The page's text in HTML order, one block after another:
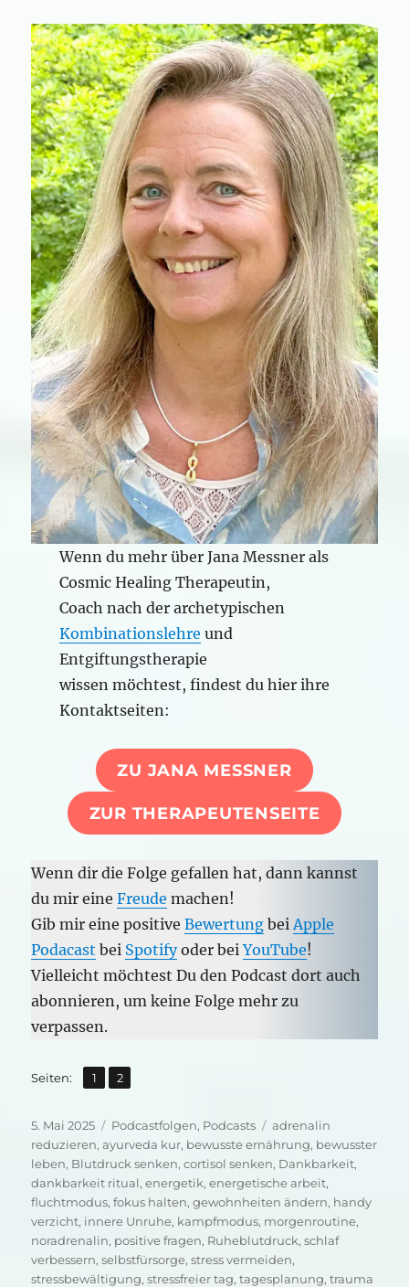
Wenn du mehr über Jana Messner als
Cosmic Healing Therapeutin,
Coach nach der archetypischen
Kombinationslehre und
Entgiftungstherapie
wissen möchtest, findest du hier ihre
Kontaktseiten:
ZU JANA MESSNER
ZUR THERAPEUTENSEITE
Wenn dir die Folge gefallen hat, dann kannst
du mir eineFreude machen!
Gib mir eine positiveBewertung beiApple
Podacast bei Spotifyoder beiYouTube!
Vielleicht möchtest Du den Podcast dort auch
abonnieren, um keine Folge mehr zu
verpassen.
Seiten: Seite
1 ,
Seite
2
Veröffentlicht
am
5. Mai 2025 Kategorien
Podcastfolgen, Podcasts Schlagwörter
adrenalin
reduzieren,ayurveda kur, bewusste ernährung, bewusster
leben, Blutdruck senken,cortisol senken, Dankbarkeit,
dankbarkeit ritual,energetik,energetische arbeit,
fluchtmodus,fokus halten,gewohnheiten ändern, handy
verzicht, innere Unruhe, kampfmodus, morgenroutine,
noradrenalin, positive fragen, Ruheblutdruck,schlaf
verbessern,selbstfürsorge,stress vermeiden,
stressbewältigung,stressfreier tag,tagesplanung,trauma